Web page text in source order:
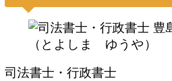
ジ
司法書士・行政書士